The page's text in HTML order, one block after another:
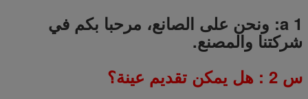
a 1: ونحن على الصانع، مرحبا بكم في
شركتنا والمصنع.
س 2 : هل يمكن تقديم عينة؟